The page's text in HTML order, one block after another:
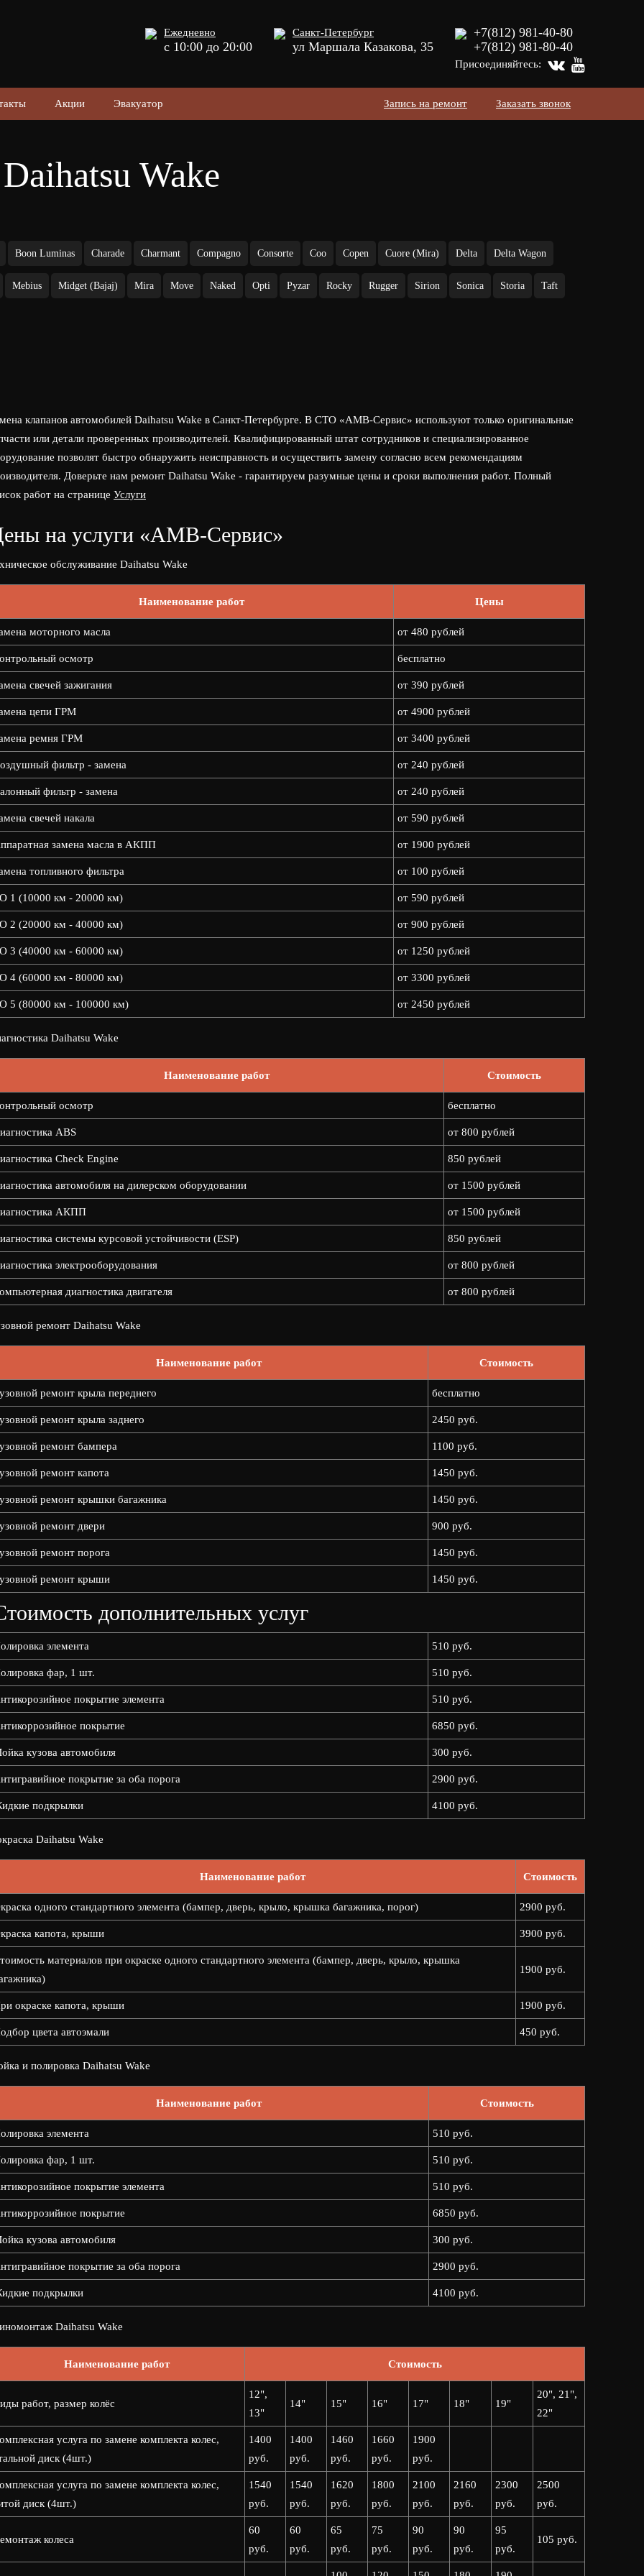
Ежедневно
с 10:00 до 20:00
Санкт-Петербург
ул Маршала Казакова, 35
+7(812) 981-40-80
+7(812) 981-80-40
Присоединяйтесь:
Акции Эвакуатор Заказать звонок
Запись на ремонт
Wake
Boon Luminas Charade Charmant Compagno Consorte Coo Copen Cuore (Mira) Delta Delta Wagon
Mebius Midget (Bajaj) Mira Move Naked Opti Pyzar Rocky Rugger Sirion Sonica Storia Taft
клапанов автомобилей Daihatsu Wake в Санкт-Петербурге. В СТО «АМВ-Сервис» используют только оригинальные
или детали проверенных производителей. Квалифицированный штат сотрудников и специализированное
позволят быстро обнаружить неисправность и осуществить замену согласно всем рекомендациям
Доверьте нам ремонт Daihatsu Wake - гарантируем разумные цены и сроки выполнения работ. Полный
работ на странице Услуги
на услуги «АМВ-Сервис»
обслуживание Daihatsu Wake
Наименование работ Цены
моторного масла от 480 рублей
осмотр бесплатно
свечей зажигания от 390 рублей
цепи ГРМ от 4900 рублей
ремня ГРМ от 3400 рублей
фильтр - замена от 240 рублей
фильтр - замена от 240 рублей
свечей накала от 590 рублей
замена масла в АКПП от 1900 рублей
топливного фильтра от 100 рублей
1 (10000 км - 20000 км) от 590 рублей
2 (20000 км - 40000 км) от 900 рублей
3 (40000 км - 60000 км) от 1250 рублей
4 (60000 км - 80000 км) от 3300 рублей
5 (80000 км - 100000 км) от 2450 рублей
Daihatsu Wake
Наименование работ Стоимость
осмотр бесплатно
ABS от 800 рублей
Check Engine 850 рублей
автомобиля на дилерском оборудовании от 1500 рублей
АКПП от 1500 рублей
системы курсовой устойчивости (ESP) 850 рублей
электрооборудования от 800 рублей
диагностика двигателя от 800 рублей
ремонт Daihatsu Wake
Наименование работ Стоимость
ремонт крыла переднего бесплатно
ремонт крыла заднего 2450 руб.
ремонт бампера 1100 руб.
ремонт капота 1450 руб.
ремонт крышки багажника 1450 руб.
ремонт двери 900 руб.
ремонт порога 1450 руб.
ремонт крыши 1450 руб.
дополнительных услуг
элемента 510 руб.
фар, 1 шт. 510 руб.
покрытие элемента 510 руб.
покрытие 6850 руб.
кузова автомобиля 300 руб.
покрытие за оба порога 2900 руб.
подкрылки 4100 руб.
Daihatsu Wake
Наименование работ Стоимость
одного стандартного элемента (бампер, дверь, крыло, крышка багажника, порог) 2900 руб.
капота, крыши 3900 руб.
материалов при окраске одного стандартного элемента (бампер, дверь, крыло, крышка
1900 руб.
окраске капота, крыши 1900 руб.
цвета автоэмали 450 руб.
и полировка Daihatsu Wake
Наименование работ Стоимость
элемента 510 руб.
фар, 1 шт. 510 руб.
покрытие элемента 510 руб.
покрытие 6850 руб.
кузова автомобиля 300 руб.
покрытие за оба порога 2900 руб.
подкрылки 4100 руб.
Daihatsu Wake
Наименование работ Стоимость
работ, размер колёс
12",
13"
14" 15" 16" 17" 18" 19"
20", 21",
22"
услуга по замене комплекта колес,
диск (4шт.)
1400
руб.
1400
руб.
1460
руб.
1660
руб.
1900
руб.
услуга по замене комплекта колес,
диск (4шт.)
1540
руб.
1540
руб.
1620
руб.
1800
руб.
2100
руб.
2160
руб.
2300
руб.
2500
руб.
колеса
60
руб.
60
руб.
65
руб.
75
руб.
90
руб.
90
руб.
95
руб.
105 руб.